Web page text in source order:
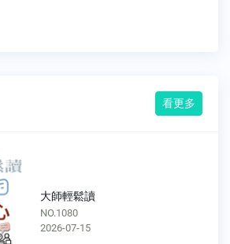
看更多
大師輕鬆讀
NO.1080
2026-07-15